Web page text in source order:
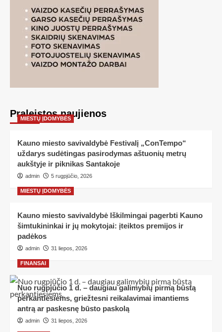
Praleistos naujienos
MIESTŲ ĮDOMYBĖS
Kauno miesto savivaldybė Festivalį „ConTempo“
uždarys sudėtingas pasirodymas aštuonių metrų
aukštyje ir piknikas Santakoje
admin 5 rugpjūčio, 2026
MIESTŲ ĮDOMYBĖS
Kauno miesto savivaldybė Iškilmingai pagerbti Kauno
šimtukininkai ir jų mokytojai: įteiktos premijos ir
padėkos
admin 31 liepos, 2026
FINANSAI
Nuo rugpjūčio 1 d. – daugiau galimybių pirmą būstą
perkantiesiems, griežtesni reikalavimai imantiems
antrą ar paskesnę būsto paskolą
admin 31 liepos, 2026